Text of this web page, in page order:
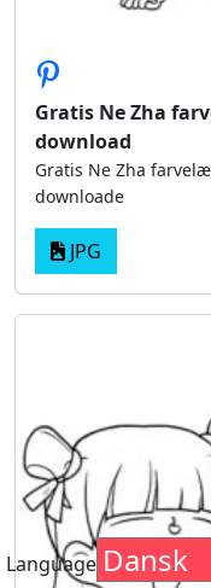
Gratis Ne Zha
download
Gratis Ne Zha
downloade
JPG
Language